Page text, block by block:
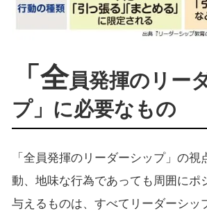
「全員発揮のリー
プ」に必要なもの
「全員発揮のリーダーシップ」の視
動、地味な行為であっても周囲にポ
与えるものは、すべてリーダーシッ